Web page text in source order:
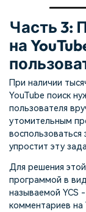
Часть 3:
на
При наличии
YouTube поиск
пользователя
утомительным
упростит эту
Для решения
программой в
называемой YCS
комментариев на